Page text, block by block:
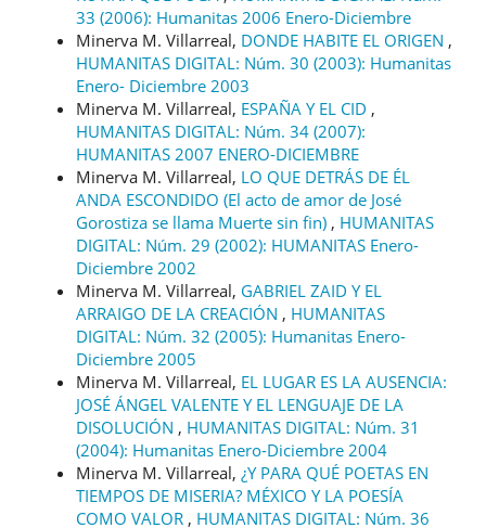
33 (2006): Humanitas 2006 Enero-Diciembre
Minerva M. Villarreal, DONDE HABITE EL ORIGEN ,
HUMANITAS DIGITAL: Núm. 30 (2003): Humanitas
Enero- Diciembre 2003
Minerva M. Villarreal, ESPAÑA Y EL CID ,
HUMANITAS DIGITAL: Núm. 34 (2007):
HUMANITAS 2007 ENERO-DICIEMBRE
Minerva M. Villarreal, LO QUE DETRÁS DE ÉL
ANDA ESCONDIDO (El acto de amor de José
Gorostiza se llama Muerte sin fin) , HUMANITAS
DIGITAL: Núm. 29 (2002): HUMANITAS Enero-
Diciembre 2002
Minerva M. Villarreal, GABRIEL ZAID Y EL
ARRAIGO DE LA CREACIÓN , HUMANITAS
DIGITAL: Núm. 32 (2005): Humanitas Enero-
Diciembre 2005
Minerva M. Villarreal, EL LUGAR ES LA AUSENCIA:
JOSÉ ÁNGEL VALENTE Y EL LENGUAJE DE LA
DISOLUCIÓN , HUMANITAS DIGITAL: Núm. 31
(2004): Humanitas Enero-Diciembre 2004
Minerva M. Villarreal, ¿Y PARA QUÉ POETAS EN
TIEMPOS DE MISERIA? MÉXICO Y LA POESÍA
COMO VALOR , HUMANITAS DIGITAL: Núm. 36